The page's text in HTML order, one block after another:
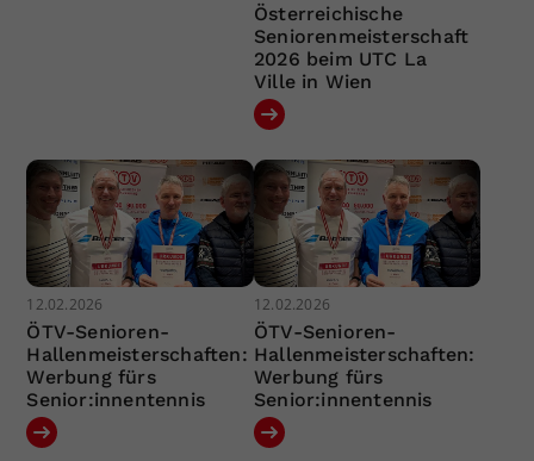
Österreichische
Seniorenmeisterschaft
2026 beim UTC La
Ville in Wien
12.02.2026
ÖTV-Senioren-
Hallenmeisterschaften:
Werbung fürs
Senior:innentennis
12.02.2026
ÖTV-Senioren-
Hallenmeisterschaften:
Werbung fürs
Senior:innentennis